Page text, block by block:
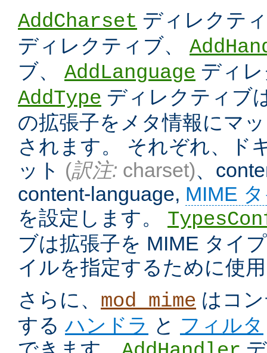
AddCharset ディレクテ
ディレクティブ、
ブ、 AddLanguage ディ
AddType ディレクティブ
の拡張子をメタ情報にマ
されます。 それぞれ、ド
ット (訳注: charset)、
content-language, MIME
を設定します。
ブは拡張子を MIME タイ
イルを指定するために使
さらに、 mod_mime はコ
するハンドラ と フィルタ